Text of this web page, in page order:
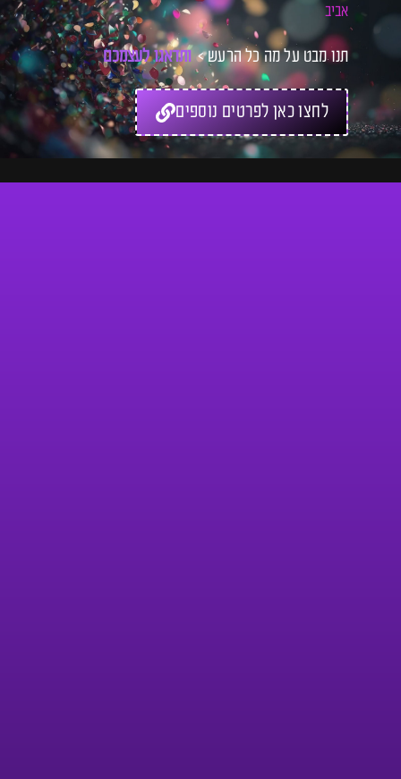
אביב
תנו מבט על מה כל הרעש > ותדאגו לעצמכם לכ
לחצו כאן לפרטים נוספים